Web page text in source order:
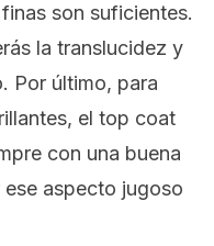
son suficientes.
la translucidez y
Por último, para
el top coat
con una buena
aspecto jugoso